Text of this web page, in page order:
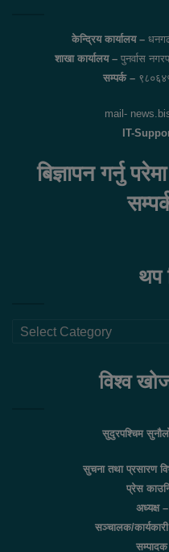
केन्द्रिय कार्यालय –
शाखा कार्यालय – पुनर्वास
सम्पर्क –
mail-
IT-
बिज्ञापन गर्नु
थप
थप
विश्व
सुदुरपश्चिम
सुचना तथा प्रसारण
प्रेस
अध्यक्ष –
सञ्चालक/